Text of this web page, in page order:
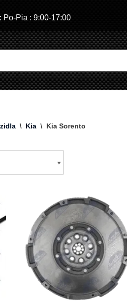
Po-Pia : 9:00-17:00
\ Kia \ Kia Sorento